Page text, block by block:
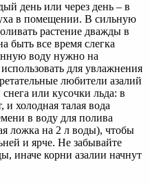
день или через день – в
в помещении. В сильную
растение дважды в
быть все время слегка
воду нужно на
для увлажнения
любители азалий
или кусочки льда: в
холодная талая вода
в воду для полива
ложка на 2 л воды), чтобы
и ярче. Не забывайте
иначе корни азалии начнут